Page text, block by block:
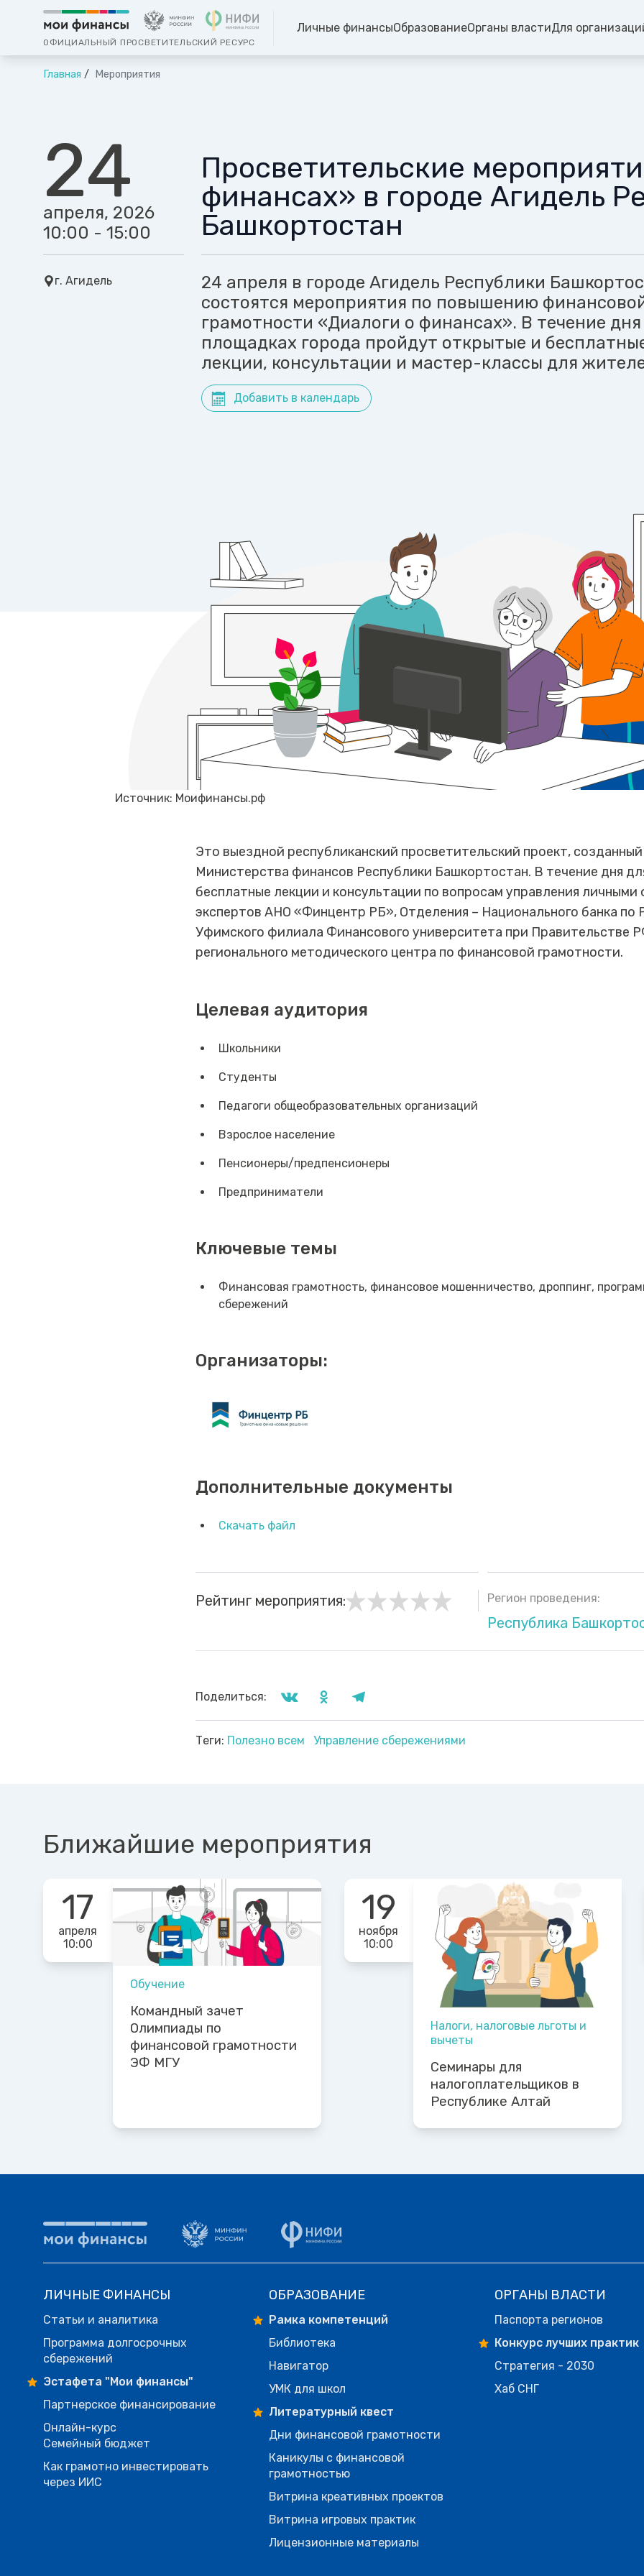
ОФИЦИАЛЬНЫЙ ПРОСВЕТИТЕЛЬСКИЙ РЕСУРС
Личные финансыОбразованиеОрганы властиДля
Главная Мероприятия
24
апреля, 2026
10:00 - 15:00
г. Агидель
Просветительские
финансах» в городе Агидель
Башкортостан
24 апреля в городе Агидель Республики
состоятся мероприятия по повышению
грамотности «Диалоги о финансах». В течение дня
площадках города пройдут открытые и
лекции, консультации и мастер-классы для
Добавить в календарь
Источник: Моифинансы.рф
Это выездной республиканский просветительский проект,
Министерства финансов Республики Башкортостан. В течение дня
бесплатные лекции и консультации по вопросам управления
экспертов АНО «Финцентр РБ», Отделения – Национального банка по
Уфимского филиала Финансового университета при Правительстве
регионального методического центра по финансовой грамотности.
Целевая аудитория
Школьники
Студенты
Педагоги общеобразовательных организаций
Взрослое население
Пенсионеры/предпенсионеры
Предприниматели
Ключевые темы
Финансовая грамотность, финансовое мошенничество, дроппинг,
сбережений
Организаторы:
Дополнительные документы
Скачать файл
Рейтинг мероприятия: Регион проведения:
Республика
Поделиться:
Теги: Полезно всем Управление сбережениями
Ближайшие мероприятия
17
апреля
10:00
Обучение
Командный зачет
Олимпиады по
финансовой грамотности
ЭФ МГУ
19
ноября
10:00
Налоги, налоговые льготы и
вычеты
Семинары для
налогоплательщиков в
Республике Алтай
ЛИЧНЫЕ ФИНАНСЫ
Статьи и аналитика
Программа долгосрочных
сбережений
Эстафета "Мои финансы"
Партнерское финансирование
Онлайн-курс
Семейный бюджет
Как грамотно инвестировать
через ИИС
ОБРАЗОВАНИЕ
Рамка компетенций
Библиотека
Навигатор
УМК для школ
Литературный квест
Дни финансовой грамотности
Каникулы с финансовой
грамотностью
Витрина креативных проектов
Витрина игровых практик
Лицензионные материалы
ОРГАНЫ ВЛАСТИ
Паспорта регионов
Конкурс лучших практик
Стратегия - 2030
Хаб СНГ